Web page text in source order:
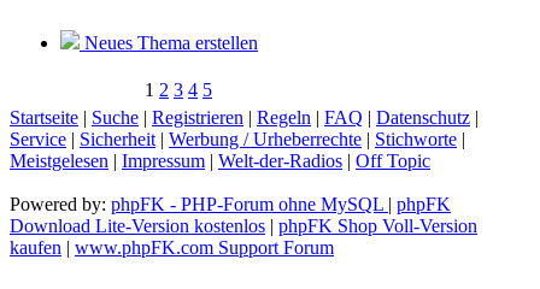
Neues Thema erstellen
1 2 3 4 5
Startseite | Suche | Registrieren | Regeln | FAQ | Datenschutz |
Service | Sicherheit | Werbung / Urheberrechte | Stichworte |
Meistgelesen | Impressum | Welt-der-Radios | Off Topic
Powered by: phpFK - PHP-Forum ohne MySQL | phpFK
Download Lite-Version kostenlos | phpFK Shop Voll-Version
kaufen | www.phpFK.com Support Forum